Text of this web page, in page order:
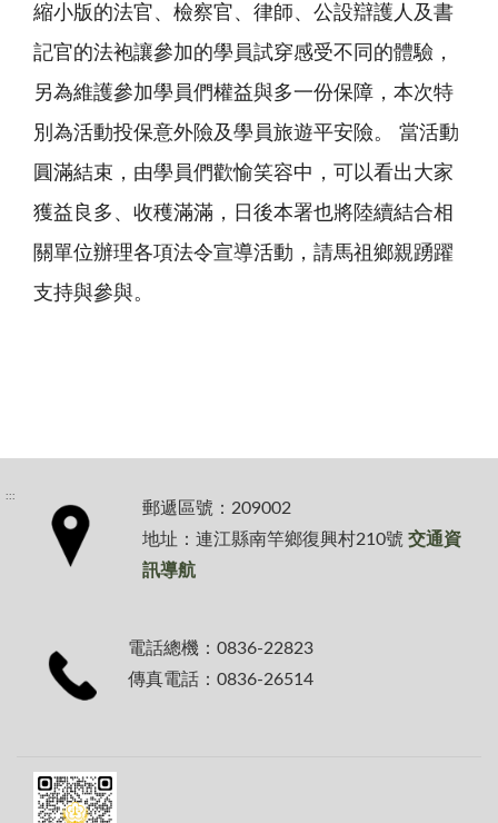
縮小版的法官、檢察官、律師、公設辯護人及書
記官的法袍讓參加的學員試穿感受不同的體驗，
另為維護參加學員們權益與多一份保障，本次特
別為活動投保意外險及學員旅遊平安險。 當活動
圓滿結束，由學員們歡愉笑容中，可以看出大家
獲益良多、收穫滿滿，日後本署也將陸續結合相
關單位辦理各項法令宣導活動，請馬祖鄉親踴躍
支持與參與。
:::
郵遞區號：209002
地址：連江縣南竿鄉復興村210號 交通資
訊導航
電話總機：0836-22823
傳真電話：0836-26514